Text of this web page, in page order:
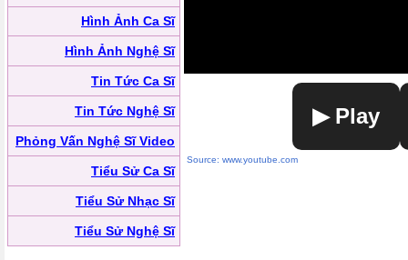
Hình Ảnh Ca Sĩ
Hình Ảnh Nghệ Sĩ
Tin Tức Ca Sĩ
Tin Tức Nghệ Sĩ
Phỏng Vấn Nghệ Sĩ Video
Tiểu Sử Ca Sĩ
Tiểu Sử Nhạc Sĩ
Tiểu Sử Nghệ Sĩ
▶ Play
Source: www.youtube.com